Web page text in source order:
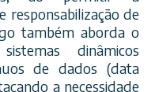
responsabilização de
também aborda o
dinâmicos
de dados (data
a necessidade